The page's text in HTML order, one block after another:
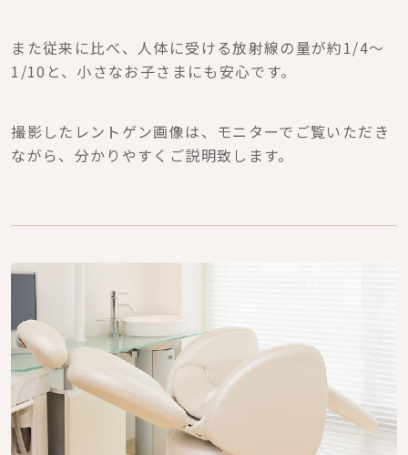
また従来に比べ、人体に受ける放射線の量が約1/4～
1/10と、小さなお子さまにも安心です。
撮影したレントゲン画像は、モニターでご覧いただき
ながら、分かりやすくご説明致します。